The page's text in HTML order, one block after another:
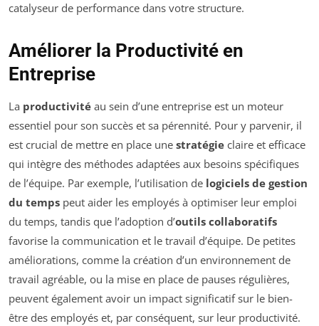
catalyseur de performance dans votre structure.
Améliorer la Productivité en
Entreprise
La productivité au sein d’une entreprise est un moteur
essentiel pour son succès et sa pérennité. Pour y parvenir, il
est crucial de mettre en place une stratégie claire et efficace
qui intègre des méthodes adaptées aux besoins spécifiques
de l’équipe. Par exemple, l’utilisation de logiciels de gestion
du temps peut aider les employés à optimiser leur emploi
du temps, tandis que l’adoption d’outils collaboratifs
favorise la communication et le travail d’équipe. De petites
améliorations, comme la création d’un environnement de
travail agréable, ou la mise en place de pauses régulières,
peuvent également avoir un impact significatif sur le bien-
être des employés et, par conséquent, sur leur productivité.